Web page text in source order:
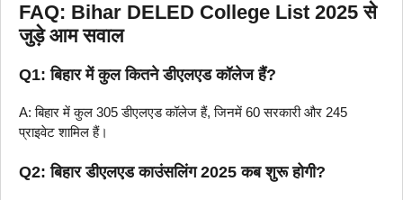
FAQ: Bihar DELED College List 2025 से
जुड़े आम सवाल
Q1: बिहार में कुल कितने डीएलएड कॉलेज हैं?
A: बिहार में कुल 305 डीएलएड कॉलेज हैं, जिनमें 60 सरकारी और 245
प्राइवेट शामिल हैं।
Q2: बिहार डीएलएड काउंसलिंग 2025 कब शुरू होगी?